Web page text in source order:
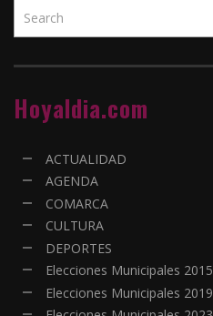
Hoyaldia.com
ACTUALIDAD
AGENDA
COMARCA
CULTURA
DEPORTES
Elecciones Municipales 2015
Elecciones Municipales 2019